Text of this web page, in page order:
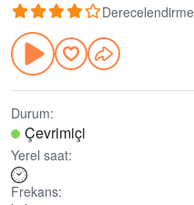
Derecelendirme
Durum:
Çevrimiçi
Yerel saat:
Frekans: